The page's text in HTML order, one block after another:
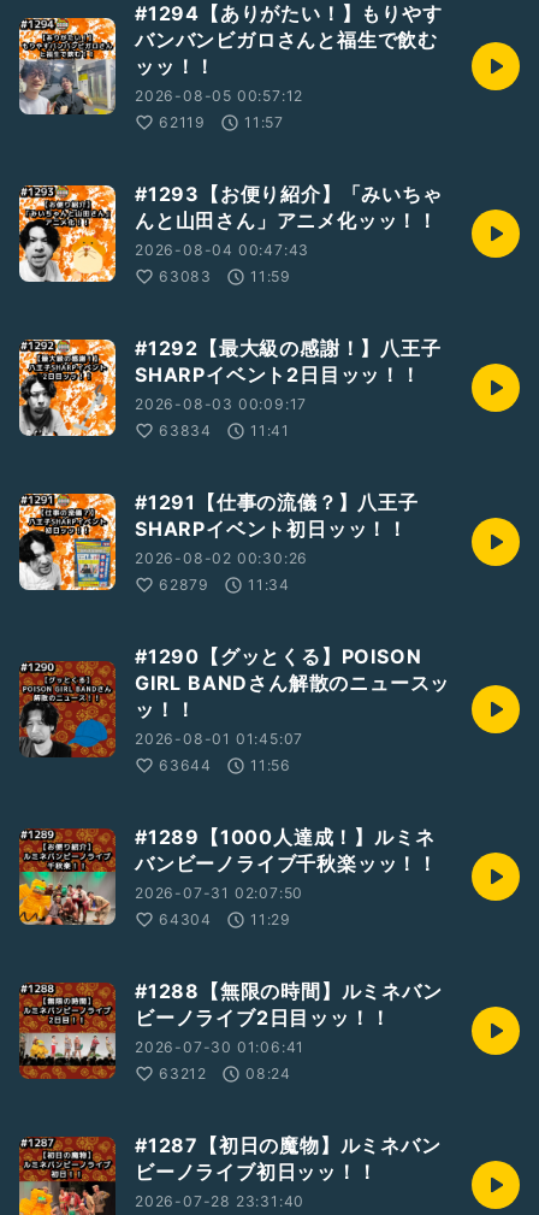
#1294【ありがたい！】もりやす
バンバンビガロさんと福生で飲む
ッッ！！
2026-08-05 00:57:12
62119
11:57
#1293【お便り紹介】「みいちゃ
んと山田さん」アニメ化ッッ！！
2026-08-04 00:47:43
63083
11:59
#1292【最大級の感謝！】八王子
SHARPイベント2日目ッッ！！
2026-08-03 00:09:17
63834
11:41
#1291【仕事の流儀？】八王子
SHARPイベント初日ッッ！！
2026-08-02 00:30:26
62879
11:34
#1290【グッとくる】POISON
GIRL BANDさん解散のニュースッ
ッ！！
2026-08-01 01:45:07
63644
11:56
#1289【1000人達成！】ルミネ
バンビーノライブ千秋楽ッッ！！
2026-07-31 02:07:50
64304
11:29
#1288【無限の時間】ルミネバン
ビーノライブ2日目ッッ！！
2026-07-30 01:06:41
63212
08:24
#1287【初日の魔物】ルミネバン
ビーノライブ初日ッッ！！
2026-07-28 23:31:40